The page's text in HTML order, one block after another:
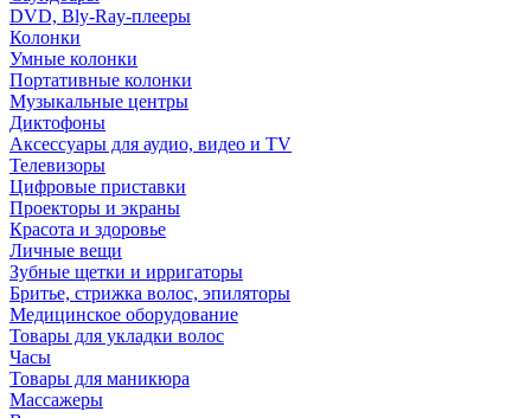
DVD, Bly-Ray-плееры
Колонки
Умные колонки
Портативные колонки
Музыкальные центры
Диктофоны
Аксессуары для аудио, видео и TV
Телевизоры
Цифровые приставки
Проекторы и экраны
Красота и здоровье
Личные вещи
Зубные щетки и ирригаторы
Бритье, стрижка волос, эпиляторы
Медицинское оборудование
Товары для укладки волос
Часы
Товары для маникюра
Массажеры